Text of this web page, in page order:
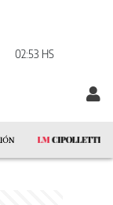
02:53 HS